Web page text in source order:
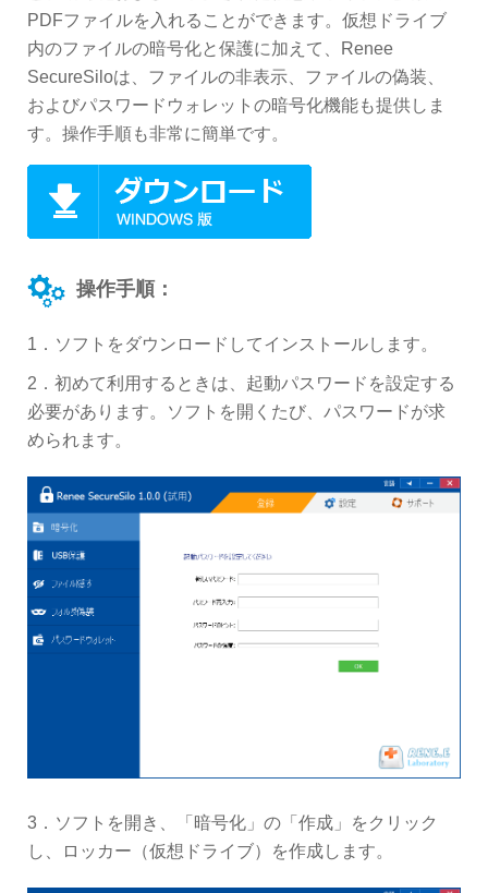
PDFファイルを入れることができます。仮想ドライブ
内のファイルの暗号化と保護に加えて、Renee
SecureSiloは、ファイルの非表示、ファイルの偽装、
およびパスワードウォレットの暗号化機能も提供しま
す。操作手順も非常に簡単です。
操作手順：
1．ソフトをダウンロードしてインストールします。
2．初めて利用するときは、起動パスワードを設定する
必要があります。ソフトを開くたび、パスワードが求
められます。
3．ソフトを開き、「暗号化」の「作成」をクリック
し、ロッカー（仮想ドライブ）を作成します。